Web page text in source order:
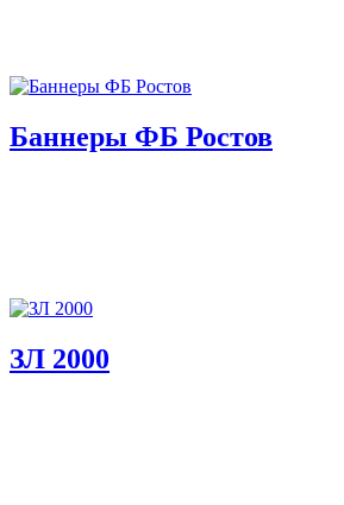
Баннеры ФБ Ростов
ЗЛ 2000